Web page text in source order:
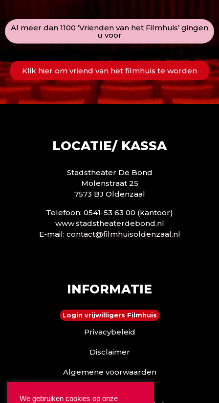
Al meer dan 1100 ‘Vrienden van het Filmhuis’ gingen
u voor
Klik hier om vriend van het filmhuis te worden
LOCATIE/ KASSA
Stadstheater De Bond
Molenstraat 25
7573 BJ Oldenzaal
Telefoon: 0541-53 63 00 (kantoor)
www.stadstheaterdebond.nl
E-mail: contact@filmhuisoldenzaal.nl
INFORMATIE
Login vrijwilligers Filmhuis
Privacybeleid
Disclaimer
Algemene voorwaarden
We gebruiken cookies op onze